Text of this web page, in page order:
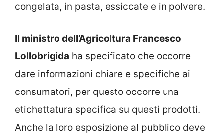
congelata, in pasta, essiccate e in polvere.
Il ministro dell’Agricoltura Francesco
Lollobrigida ha specificato che occorre
dare informazioni chiare e specifiche ai
consumatori, per questo occorre una
etichettatura specifica su questi prodotti.
Anche la loro esposizione al pubblico deve